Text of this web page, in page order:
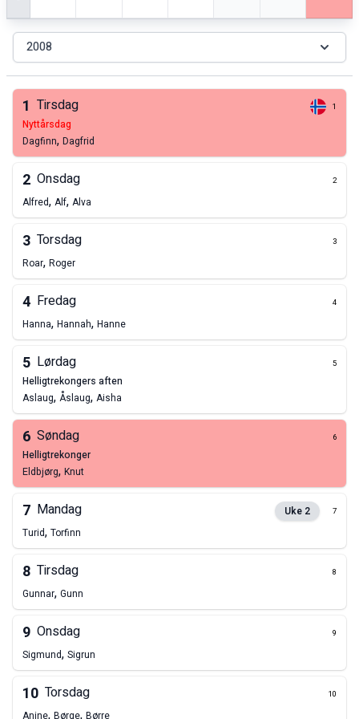
2008
1 Tirsdag 1
nyttårsdag
Dagfinn, Dagfrid
2 Onsdag 2
Alfred, Alf, Alva
3 Torsdag 3
Roar, Roger
4 Fredag 4
Hanna, Hannah, Hanne
5 Lørdag 5
helligtrekongers aften
Aslaug, Åslaug, Aisha
6 Søndag 6
helligtrekonger
Eldbjørg, Knut
7 Mandag Uke 2 7
Turid, Torfinn
8 Tirsdag 8
Gunnar, Gunn
9 Onsdag 9
Sigmund, Sigrun
10 Torsdag 10
Anine Børge Børre